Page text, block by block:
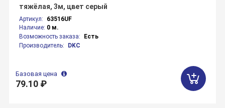
Артикул:
63516UF
Наличие: 0 м.
Возможность заказа:
Есть
Производитель:
DKC
тяжёлая, 3м, цвет серый
Базовая цена
79.10 ₽